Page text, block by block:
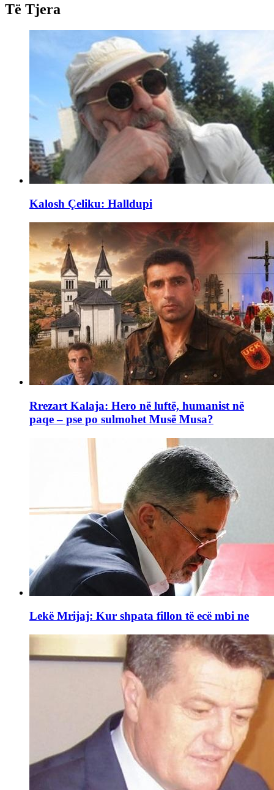
Të Tjera
Kalosh Çeliku: Halldupi
Rrezart Kalaja: Hero në luftë, humanist në
paqe – pse po sulmohet Musë Musa?
Lekë Mrijaj: Kur shpata fillon të ecë mbi ne